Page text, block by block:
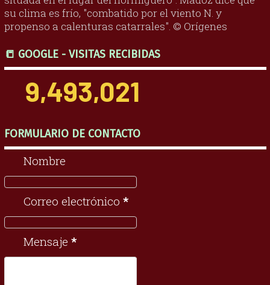
su clima es frío, "combatido por el viento N. y
propenso a calenturas catarrales". © Orígenes
📒 GOOGLE - VISITAS RECIBIDAS
9,493,021
FORMULARIO DE CONTACTO
Nombre
Correo electrónico *
Mensaje *